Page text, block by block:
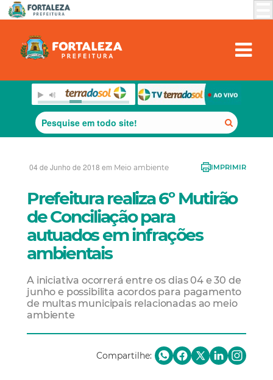
04 de Junho de 2018 em Meio ambiente IMPRIMIR
Prefeitura realiza 6º Mutirão
de Conciliação para
autuados em infrações
ambientais
A iniciativa ocorrerá entre os dias 04 e 30 de
junho e possibilita acordos para pagamento
de multas municipais relacionadas ao meio
ambiente
Compartilhe: